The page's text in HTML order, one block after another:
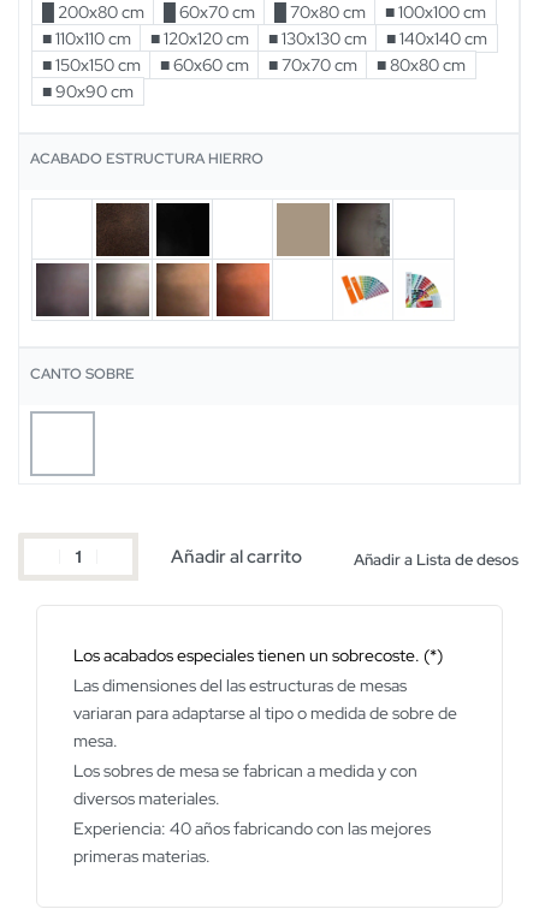
█ 200x80 cm
█ 60x70 cm █ 70x80 cm
■ 100x100 cm
■ 110x110 cm
■ 120x120 cm ■ 130x130 cm
■ 140x140 cm
■ 150x150 cm
■ 60x60 cm ■ 70x70 cm
■ 80x80 cm
■ 90x90 cm
ACABADO ESTRUCTURA HIERRO
CANTO SOBRE
Añadir al carrito Añadir a Lista de desos
Los acabados especiales tienen un sobrecoste. (*)
Las dimensiones del las estructuras de mesas
variaran para adaptarse al tipo o medida de sobre de
mesa.
Los sobres de mesa se fabrican a medida y con
diversos materiales.
Experiencia: 40 años fabricando con las mejores
primeras materias.